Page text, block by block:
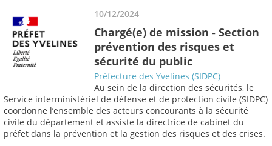
10/12/2024
Chargé(e) de mission - Section
prévention des risques et
sécurité du public
Préfecture des Yvelines (SIDPC)
Au sein de la direction des sécurités, le
Service interministériel de défense et de protection civile (SIDPC)
coordonne l’ensemble des acteurs concourants à la sécurité
civile du département et assiste la directrice de cabinet du
préfet dans la prévention et la gestion des risques et des crises.